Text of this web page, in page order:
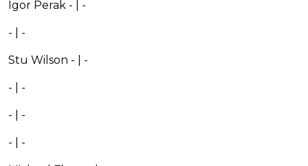
Igor Perak - | -
- | -
Stu Wilson - | -
- | -
- | -
- | -